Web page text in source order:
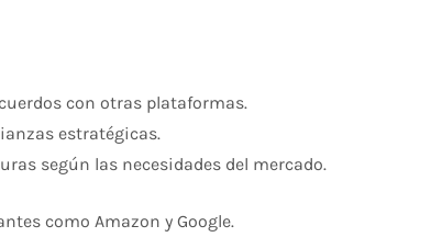
con otras plataformas.
estratégicas.
según las necesidades del mercado.
como Amazon y Google.